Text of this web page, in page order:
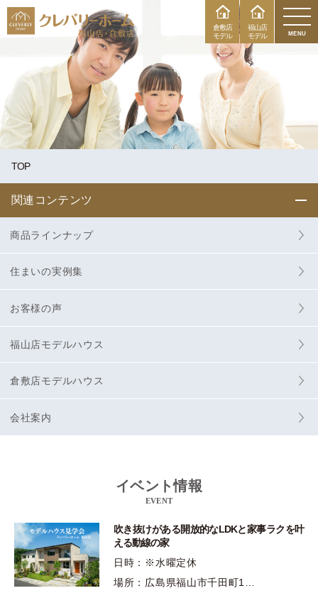
福山店
モデル
倉敷店
モデル
MENU
TOP
関連コンテンツ
商品ラインナップ
住まいの実例集
お客様の声
福山店モデルハウス
倉敷店モデルハウス
会社案内
イベント情報
EVENT
吹き抜けがある開放的なLDKと家事ラクを叶
える動線の家
日時：※水曜定休
場所：広島県福山市千田町1…